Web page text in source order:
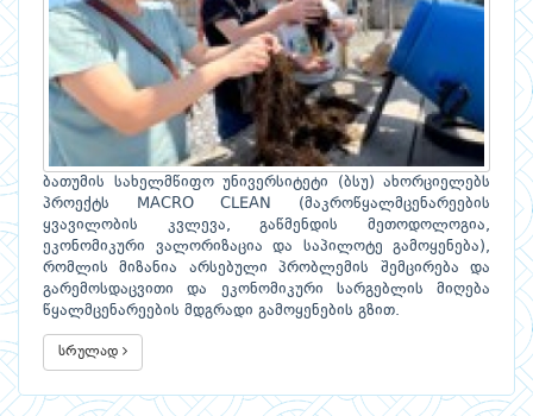
ბათუმის სახელმწიფო უნივერსიტეტი (ბსუ) ახორციელებს
პროექტს MACRO CLEAN (მაკროწყალმცენარეების
ყვავილობის კვლევა, გაწმენდის მეთოდოლოგია,
ეკონომიკური ვალორიზაცია და საპილოტე გამოყენება),
რომლის მიზანია არსებული პრობლემის შემცირება და
გარემოსდაცვითი და ეკონომიკური სარგებლის მიღება
წყალმცენარეების მდგრადი გამოყენების გზით.
სრულად